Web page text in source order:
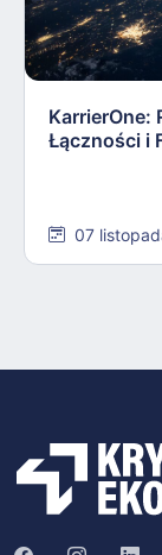
KarrierOne:
Łączności i
07